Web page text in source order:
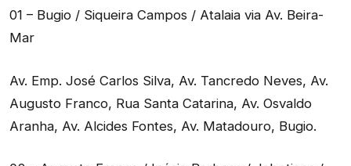
01 – Bugio / Siqueira Campos / Atalaia via Av. Beira-
Mar
Av. Emp. José Carlos Silva, Av. Tancredo Neves, Av.
Augusto Franco, Rua Santa Catarina, Av. Osvaldo
Aranha, Av. Alcides Fontes, Av. Matadouro, Bugio.